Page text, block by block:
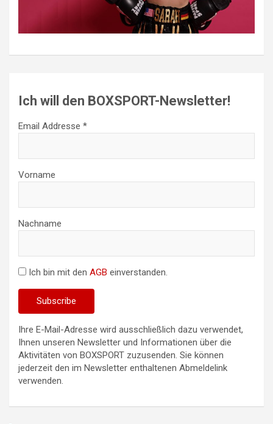
Ich will den BOXSPORT-Newsletter!
Email Addresse *
Vorname
Nachname
Ich bin mit den AGB einverstanden.
Ihre E-Mail-Adresse wird ausschließlich dazu verwendet,
Ihnen unseren Newsletter und Informationen über die
Aktivitäten von BOXSPORT zuzusenden. Sie können
jederzeit den im Newsletter enthaltenen Abmeldelink
verwenden.